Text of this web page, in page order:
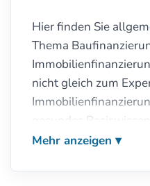
Hier finden Sie
Thema
nicht gleich zum
gesundes
unserem Ratgeber
Mehr anzeigen